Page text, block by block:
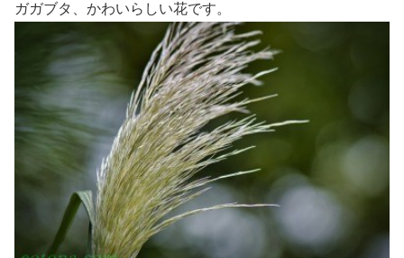
ガガブタ、かわいらしい花です。